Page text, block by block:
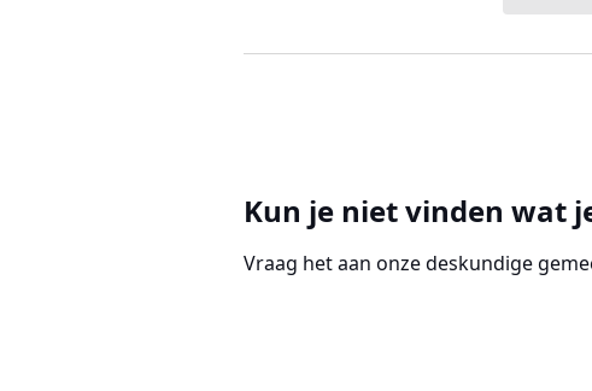
Kun je niet vinden wat
Vraag het aan onze deskundige